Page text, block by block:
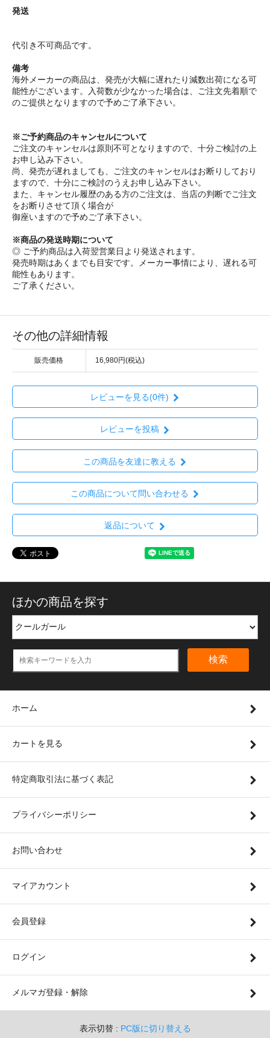
発送
代引き不可商品です。
備考
海外メーカーの商品は、発売が大幅に遅れたり減数出荷になる可
能性がございます。入荷数が少なかった場合は、ご注文先着順で
のご提供となりますので予めご了承下さい。
※ご予約商品のキャンセルについて
ご注文のキャンセルは原則不可となりますので、十分ご検討の上
お申し込み下さい。
尚、発売が遅れましても、ご注文のキャンセルはお断りしており
ますので、十分にご検討のうえお申し込み下さい。
また、キャンセル履歴のある方のご注文は、当店の判断でご注文
をお断りさせて頂く場合が
御座いますので予めご了承下さい。
※商品の発送時期について
◎ ご予約商品は入荷翌営業日より発送されます。
発売時期はあくまでも目安です。メーカー事情により、遅れる可
能性もあります。
ご了承ください。
その他の詳細情報
販売価格 16,980円(税込)
レビューを見る(0件)
レビューを投稿
この商品を友達に教える
この商品について問い合わせる
返品について
ほかの商品を探す
検索
ホーム
カートを見る
特定商取引法に基づく表記
プライバシーポリシー
お問い合わせ
マイアカウント
会員登録
ログイン
メルマガ登録・解除
表示切替 : PC版に切り替える